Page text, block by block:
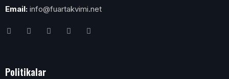
Email: info@fuartakvimi.net
Politikalar